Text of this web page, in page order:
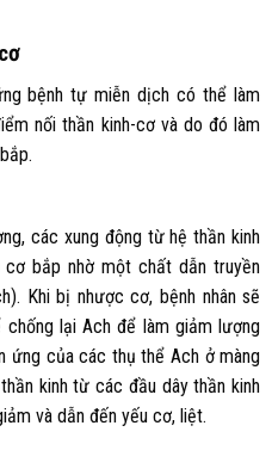
bệnh tự miễn dịch có thể làm
nối thần kinh-cơ và do đó làm
các xung động từ hệ thần kinh
bắp nhờ một chất dẫn truyền
Khi bị nhược cơ, bệnh nhân sẽ
lại Ach để làm giảm lượng
ứng của các thụ thể Ach ở màng
kinh từ các đầu dây thần kinh
và dẫn đến yếu cơ, liệt.